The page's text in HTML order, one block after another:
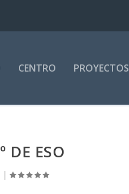
CENTRO PROYECTOS
DE ESO
|